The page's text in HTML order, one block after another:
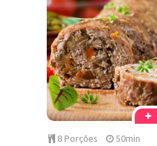
8 Porções 50min